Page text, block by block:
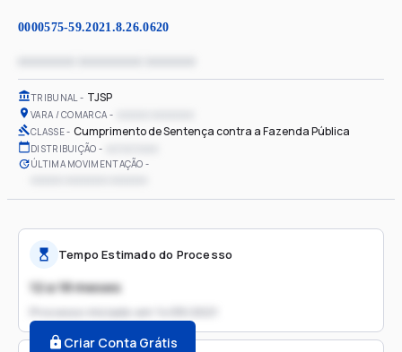
0000575-59.2021.8.26.0620
TRIBUNAL TJSP
VARA / COMARCA
CLASSE Cumprimento de Sentença contra a Fazenda Pública
DISTRIBUIÇÃO
ÚLTIMA MOVIMENTAÇÃO
Tempo Estimado do Processo
12 a 18 meses
Processo iniciado em
Criar Conta Grátis